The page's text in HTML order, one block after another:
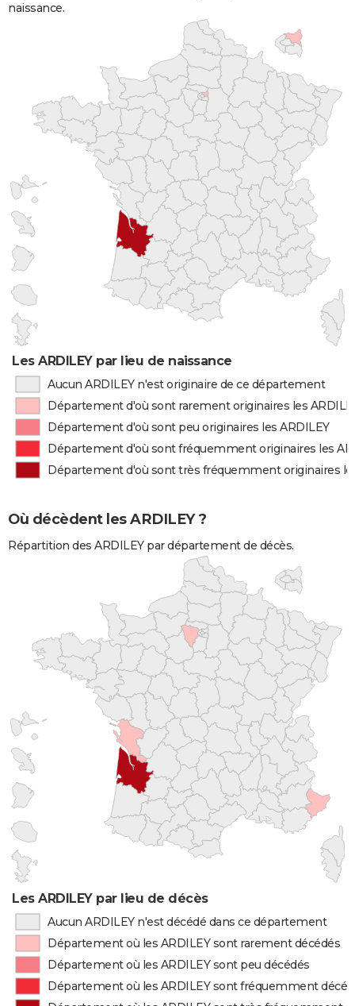
naissance.
Les ARDILEY par lieu de naissance
Aucun ARDILEY n'est originaire de ce département
Département d'où sont rarement originaires les
Département d'où sont peu originaires les ARDILEY
Département d'où sont fréquemment originaires les
Département d'où sont très fréquemment originaires
Où décèdent les ARDILEY ?
Répartition des ARDILEY par département de décès.
Les ARDILEY par lieu de décès
Aucun ARDILEY n'est décédé dans ce département
Département où les ARDILEY sont rarement décédés
Département où les ARDILEY sont peu décédés
Département où les ARDILEY sont fréquemment